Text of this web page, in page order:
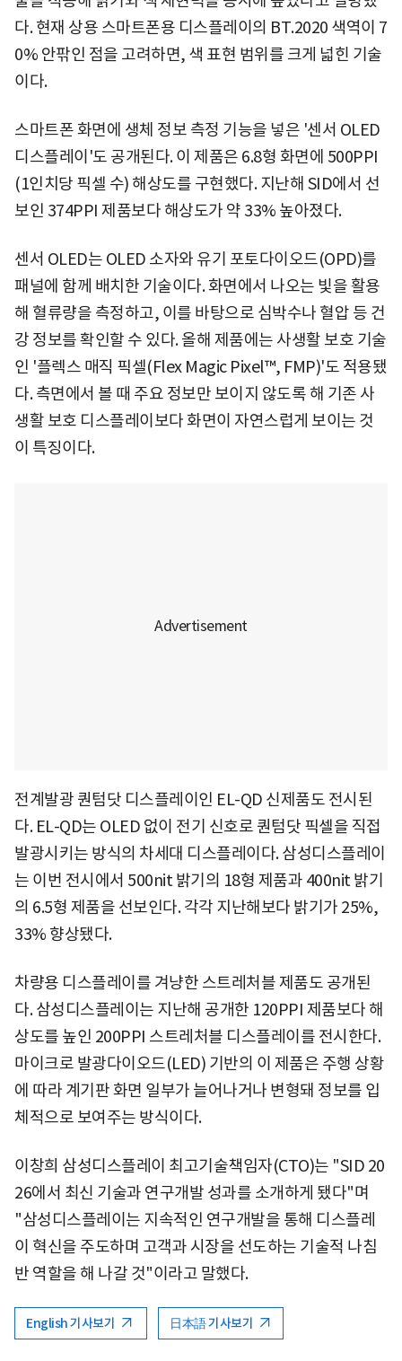
다. 현재 상용 스마트폰용 디스플레이의 BT.2020 색역이 7
0% 안팎인 점을 고려하면, 색 표현 범위를 크게 넓힌 기술
이다.
스마트폰 화면에 생체 정보 측정 기능을 넣은 '센서 OLED
디스플레이'도 공개된다. 이 제품은 6.8형 화면에 500PPI
(1인치당 픽셀 수) 해상도를 구현했다. 지난해 SID에서 선
보인 374PPI 제품보다 해상도가 약 33% 높아졌다.
센서 OLED는 OLED 소자와 유기 포토다이오드(OPD)를
패널에 함께 배치한 기술이다. 화면에서 나오는 빛을 활용
해 혈류량을 측정하고, 이를 바탕으로 심박수나 혈압 등 건
강 정보를 확인할 수 있다. 올해 제품에는 사생활 보호 기술
인 '플렉스 매직 픽셀(Flex Magic Pixel™, FMP)'도 적용됐
다. 측면에서 볼 때 주요 정보만 보이지 않도록 해 기존 사
생활 보호 디스플레이보다 화면이 자연스럽게 보이는 것
이 특징이다.
전계발광 퀀텀닷 디스플레이인 EL-QD 신제품도 전시된
다. EL-QD는 OLED 없이 전기 신호로 퀀텀닷 픽셀을 직접
발광시키는 방식의 차세대 디스플레이다. 삼성디스플레이
는 이번 전시에서 500nit 밝기의 18형 제품과 400nit 밝기
의 6.5형 제품을 선보인다. 각각 지난해보다 밝기가 25%,
33% 향상됐다.
차량용 디스플레이를 겨냥한 스트레처블 제품도 공개된
다. 삼성디스플레이는 지난해 공개한 120PPI 제품보다 해
상도를 높인 200PPI 스트레처블 디스플레이를 전시한다.
마이크로 발광다이오드(LED) 기반의 이 제품은 주행 상황
에 따라 계기판 화면 일부가 늘어나거나 변형돼 정보를 입
체적으로 보여주는 방식이다.
이창희 삼성디스플레이 최고기술책임자(CTO)는 "SID 20
26에서 최신 기술과 연구개발 성과를 소개하게 됐다"며
"삼성디스플레이는 지속적인 연구개발을 통해 디스플레
이 혁신을 주도하며 고객과 시장을 선도하는 기술적 나침
반 역할을 해 나갈 것"이라고 말했다.
English 기사보기 日本語 기사보기